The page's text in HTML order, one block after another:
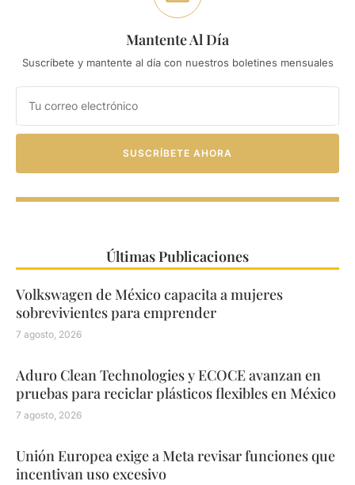
Mantente Al Día
Suscríbete y mantente al día con nuestros boletines mensuales
SUSCRÍBETE AHORA
Últimas Publicaciones
Volkswagen de México capacita a mujeres
sobrevivientes para emprender
7 agosto, 2026
Aduro Clean Technologies y ECOCE avanzan en
pruebas para reciclar plásticos flexibles en México
7 agosto, 2026
Unión Europea exige a Meta revisar funciones que
incentivan uso excesivo